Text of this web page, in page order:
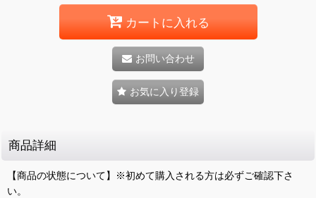
カートに入れる
お問い合わせ
お気に入り登録
商品詳細
【商品の状態について】※初めて購入される方は必ずご確認下さ
い。